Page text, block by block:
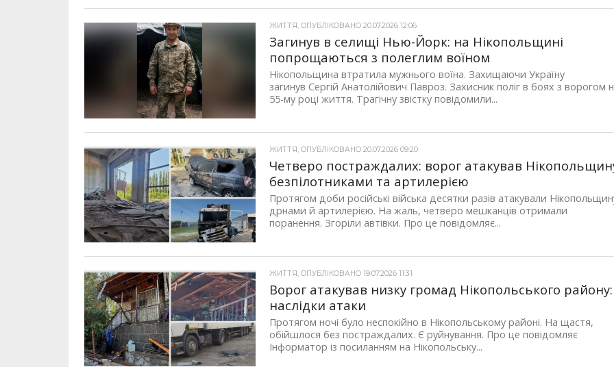
ЖИТТЯ, ОПУБЛІКОВАНО 20.07.2026 12:06
Загинув в селищі Нью-Йорк: на Нікопольщині
попрощаються з полеглим воїном
Нікопольщина втратила мужнього воїна. Захищаючи Україну
загинув Сергій Анатолійович Павроз. Захисник поліг в боях з ворогом
55-му році життя. Трагічну звістку повідомили...
ЖИТТЯ, ОПУБЛІКОВАНО 20.07.2026 09:20
Четверо постраждалих: ворог атакував
безпілотниками та артилерією
Протягом доби російські війська десятки разів атакували
дрнами й артилерією. На жаль, четверо мешканців отримали
поранення. Згоріли автівки. Про це повідомляє...
ЖИТТЯ, ОПУБЛІКОВАНО 19.07.2026 11:31
Ворог атакував низку громад Нікопольського району:
наслідки атаки
Протягом ночі було неспокійно в Нікопольському районі. На щастя,
обійшлося без постраждалих. Є руйнування. Про це повідомляє
Інформатор із посиланням на Нікопольську...